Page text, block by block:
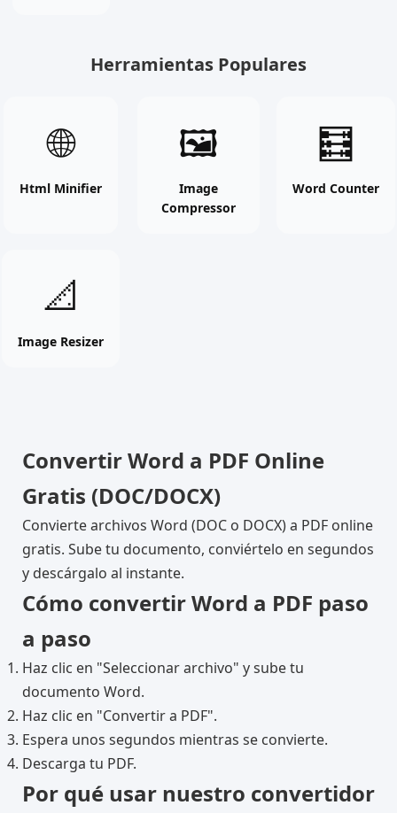
Herramientas Populares
🌐
Html Minifier
Minifier
free
🖼
Image
Compressor
Compressor
free
tool
🧮
Word Counter
Word
Counter
online
free
📐
Image Resizer
Image
Resizer
free
Convertir Word a PDF Online
Gratis (DOC/DOCX)
Convierte archivos Word (DOC o DOCX) a PDF online
gratis. Sube tu documento, conviértelo en segundos
y descárgalo al instante.
Cómo convertir Word a PDF paso
a paso
Haz clic en "Seleccionar archivo" y sube tu
documento Word.
Haz clic en "Convertir a PDF".
Espera unos segundos mientras se convierte.
Descarga tu PDF.
Por qué usar nuestro convertidor